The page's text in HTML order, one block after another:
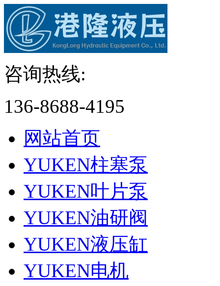
咨询热线:
136-8688-4195
网站首页
YUKEN柱塞泵
YUKEN叶片泵
YUKEN油研阀
YUKEN液压缸
YUKEN电机